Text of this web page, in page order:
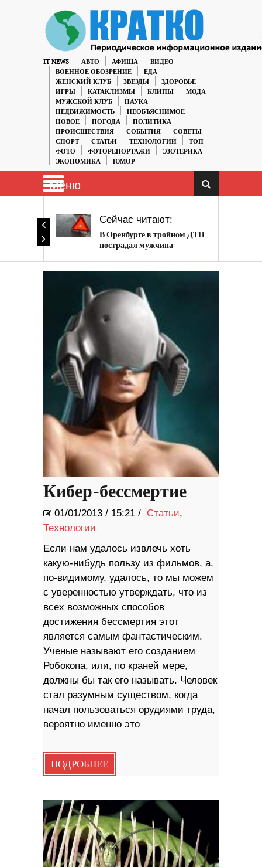
IT NEWS АВТО АФИША
ВИДЕО
ВОЕННОЕ ОБОЗРЕНИЕ
ЕДА
ЖЕНСКИЙ КЛУБ
ЗВЕЗДЫ
ЗДОРОВЬЕ
ИГРЫ
КАТАКЛИЗМЫ КЛИПЫ
МОДА
МУЖСКОЙ КЛУБ
НАУКА
НЕДВИЖИМОСТЬ
НЕОБЪЯСНИМОЕ
НОВОЕ
ПОГОДА
ПОЛИТИКА
ПРОИСШЕСТВИЯ
СОБЫТИЯ
СОВЕТЫ
СПОРТ
СТАТЬИ ТЕХНОЛОГИИ
ТОП
ФОТО
ФОТОРЕПОРТАЖИ
ЭЗОТЕРИКА
ЭКОНОМИКА
ЮМОР
Меню
Сейчас читают:
В Оренбурге в тройном ДТП
пострадал мужчина
Кибер-бессмертие
01/01/2013 / 15:21 / Статьи,
Технологии
Если нам удалось извлечь хоть
какую-нибудь пользу из фильмов, а,
по-видимому, удалось, то мы можем
с уверенностью утверждать, что из
всех возможных способов
достижения бессмертия этот
является самым фантастическим.
Ученые называют его созданием
Робокопа, или, по краней мере,
должны бы так его называть. Человек
стал разумным существом, когда
начал пользоваться орудиями труда,
вероятно именно это
ПОДРОБНЕЕ